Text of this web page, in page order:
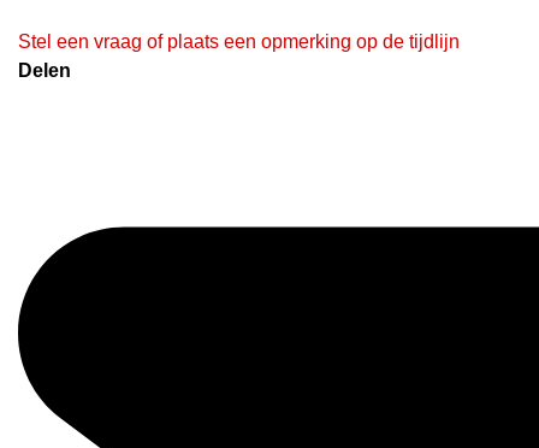
Stel een vraag of plaats een opmerking op de tijdlijn
Delen